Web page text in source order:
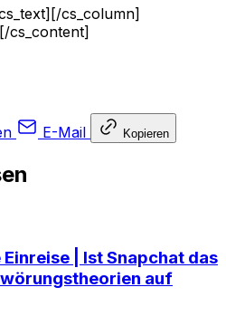
cs_column]
cs_content]
E-Mail Kopieren
| Ist Snapchat das
auf